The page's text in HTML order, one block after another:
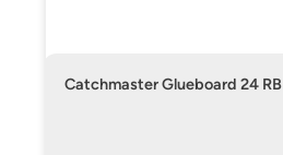
Catchmaster Glueboard 24 RB